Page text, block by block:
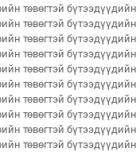
төвөгтэй бүтээдүүдийн
төвөгтэй бүтээдүүдийн
төвөгтэй бүтээдүүдийн
төвөгтэй бүтээдүүдийн
төвөгтэй бүтээдүүдийн
төвөгтэй бүтээдүүдийн
төвөгтэй бүтээдүүдийн
төвөгтэй бүтээдүүдийн
төвөгтэй бүтээдүүдийн
төвөгтэй бүтээдүүдийн